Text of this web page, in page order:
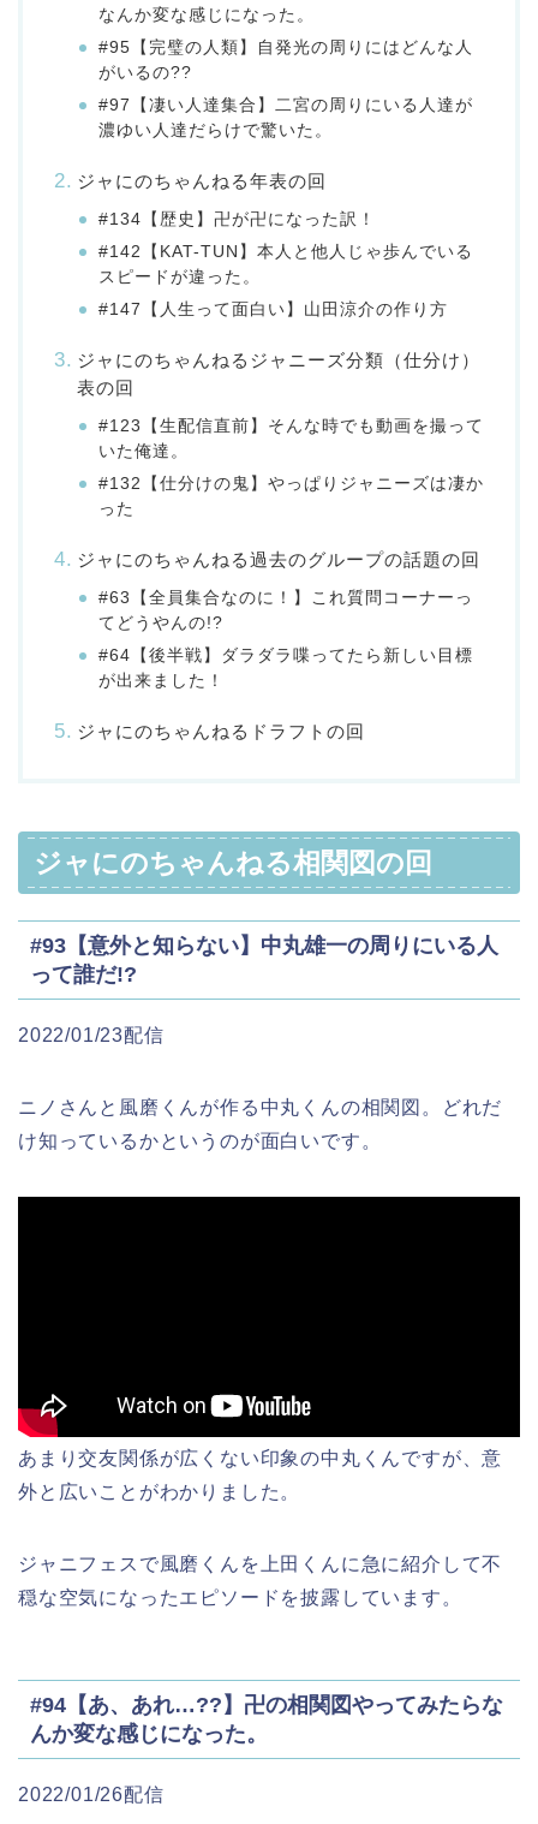
なんか変な感じになった。
#95【完璧の人類】自発光の周りにはどんな人
がいるの??
#97【凄い人達集合】二宮の周りにいる人達が
濃ゆい人達だらけで驚いた。
ジャにのちゃんねる年表の回
#134【歴史】卍が卍になった訳！
#142【KAT-TUN】本人と他人じゃ歩んでいる
スピードが違った。
#147【人生って面白い】山田涼介の作り方
ジャにのちゃんねるジャニーズ分類（仕分け）
表の回
#123【生配信直前】そんな時でも動画を撮って
いた俺達。
#132【仕分けの鬼】やっぱりジャニーズは凄か
った
ジャにのちゃんねる過去のグループの話題の回
#63【全員集合なのに！】これ質問コーナーっ
てどうやんの!?
#64【後半戦】ダラダラ喋ってたら新しい目標
が出来ました！
ジャにのちゃんねるドラフトの回
ジャにのちゃんねる相関図の回
#93【意外と知らない】中丸雄一の周りにいる人
って誰だ!?
2022/01/23配信
ニノさんと風磨くんが作る中丸くんの相関図。どれだ
け知っているかというのが面白いです。
あまり交友関係が広くない印象の中丸くんですが、意
外と広いことがわかりました。
ジャニフェスで風磨くんを上田くんに急に紹介して不
穏な空気になったエピソードを披露しています。
#94【あ、あれ…??】卍の相関図やってみたらな
んか変な感じになった。
2022/01/26配信